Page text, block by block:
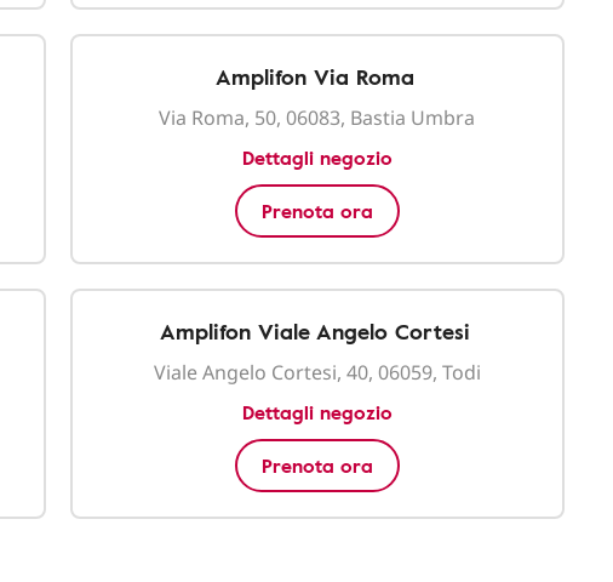
Amplifon Via Roma
Via Roma, 50, 06083, Bastia Umbra
Dettagli negozio
Prenota ora
Amplifon Viale Angelo Cortesi
Viale Angelo Cortesi, 40, 06059, Todi
Dettagli negozio
Prenota ora